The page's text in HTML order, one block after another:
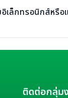
เล็กทรอนิกส์หรือ
ติดต่อกลุ่ม